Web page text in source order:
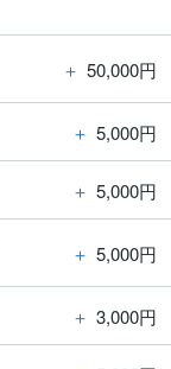
＋ 50,000円
＋ 5,000円
＋ 5,000円
＋ 5,000円
＋ 3,000円